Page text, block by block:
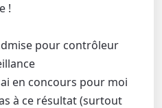
!
pour contrôleur
en concours pour moi
à ce résultat (surtout